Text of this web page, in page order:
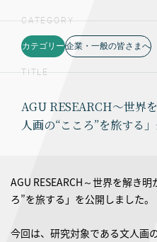
CATEGORY
カテゴリー 企業・一般の皆さまへ
TITLE
AGU RESEARCH～世界
人画の“こころ”を旅する
AGU RESEARCH～世界を解き
ろ”を旅する」を公開しました。
今回は、研究対象である文人画